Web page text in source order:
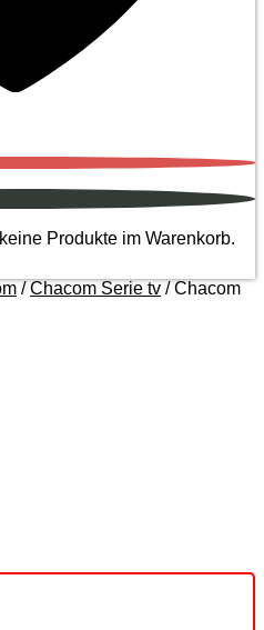
Produkte im Warenkorb.
/Chacom Serie tv / Chacom